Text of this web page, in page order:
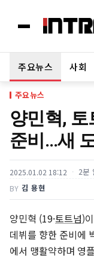
주요뉴스 사회
주요뉴스
양민혁, 토
준비…새
2025.01.02 18:12 2분
BY 김 용현
양민혁 (19·토트넘)
데뷔를 향한 준비에
에서 맹활약하며 영